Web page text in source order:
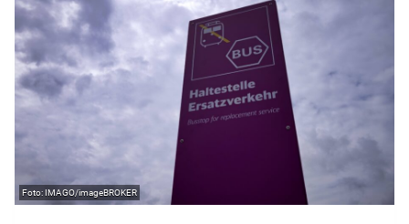
IMAGO/imageBROKER